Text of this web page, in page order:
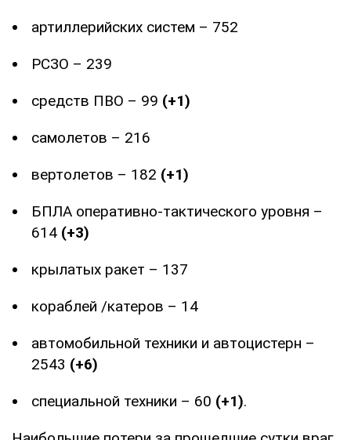
артиллерийских систем – 752
РСЗО – 239
средств ПВО – 99 (+1)
самолетов – 216
вертолетов – 182 (+1)
БПЛА оперативно-тактического уровня –
614 (+3)
крылатых ракет – 137
кораблей /катеров – 14
автомобильной техники и автоцистерн –
2543 (+6)
специальной техники – 60 (+1).